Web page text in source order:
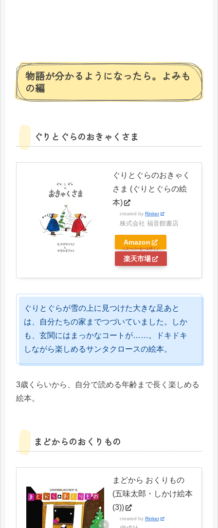
物語が分かるようになったら。よみも
の編
ぐりとぐらのおきゃくさま
ぐりとぐらのおきゃく
さま (ぐりとぐらの絵
本)
created by Rinker
株式会社 福音館書店
Amazon
楽天市場
ぐりとぐらが雪の上に見つけた大きな足あと
は、自分たちの家までつづいていました。しか
も、玄関にはまっかなコートが……。ドキドキ
しながら楽しめるサンタクロースの絵本。
3歳くらいから、自分で読める年齢まで長く楽しめる
絵本。
まどからのおくりもの
まどから おくりもの
(五味太郎・しかけ絵本
(3))
created by Rinker